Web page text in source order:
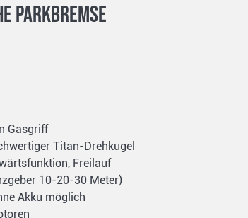
Parkbremse
Gasgriff
Titan-Drehkugel
Freilauf
10-20-30 Meter)
Akku möglich